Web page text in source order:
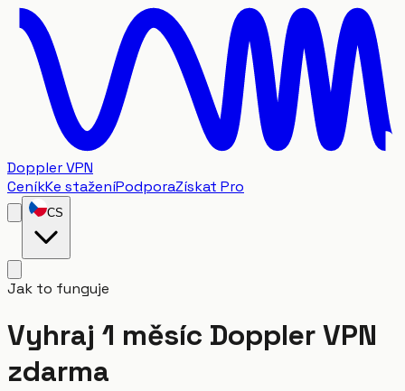
Doppler VPN
CeníkKe staženíPodporaZískat Pro
CS
Jak to funguje
Vyhraj 1 měsíc Doppler VPN
zdarma